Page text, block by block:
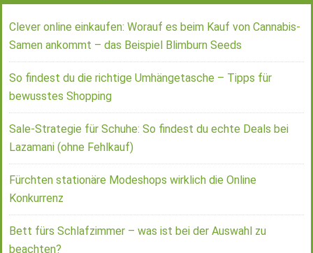
Clever online einkaufen: Worauf es beim Kauf von Cannabis-
Samen ankommt – das Beispiel Blimburn Seeds
So findest du die richtige Umhängetasche – Tipps für
bewusstes Shopping
Sale-Strategie für Schuhe: So findest du echte Deals bei
Lazamani (ohne Fehlkauf)
Fürchten stationäre Modeshops wirklich die Online
Konkurrenz
Bett fürs Schlafzimmer – was ist bei der Auswahl zu
beachten?